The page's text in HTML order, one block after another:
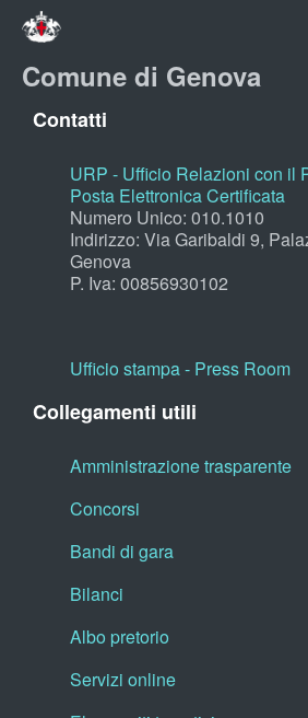
Comune di Genova
Contatti
URP - Ufficio Relazioni con il
Posta Elettronica Certificata
Numero Unico: 010.1010
Indirizzo: Via Garibaldi 9,
Genova
P. Iva: 00856930102
Ufficio stampa - Press Room
Collegamenti utili
Amministrazione trasparente
Concorsi
Bandi di gara
Bilanci
Albo pretorio
Servizi online